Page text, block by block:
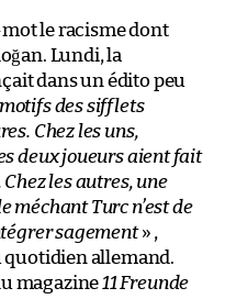
le racisme dont
Lundi, la
dans un édito peu
motifs des sifflets
Chez les uns,
deux joueurs aient fait
les autres, une
méchant Turc n’est de
sagement» ,
quotidien allemand.
magazine 11 Freunde